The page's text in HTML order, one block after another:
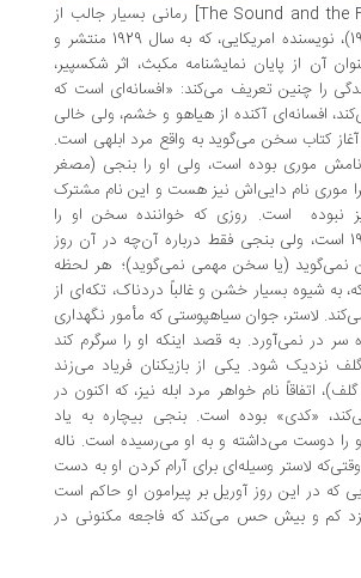
The Sound
] رمانی بسیار جالب از
(1897-1962)، نویسنده امریکایی، که به سال 1929 منتشر و
پایان نمایشنامه مکبث،‌ اثر شکسپیر،‌
تعریف می‌کند: «افسانه‌ای است که
آکنده از هیاهو و خشم، ‌ولی خالی
سخن می‌گوید به واقع مرد ابلهی است.
بوده است، ‌ولی او را بنجی (مصغر
نام دایی‌اش نیز هست و این نام مشترک
است. روزی که خواننده سخن او را
آوریل 1928 است، ‌ولی بنجی فقط درباره آن‌چه در آن روز
(یا سخن مهمی نمی‌گوید)؛ هر لحظه
بسیار خشن و غالباً دردناک، تکه‌ای از
‌جوان سیاهپوستی که مأمور نگهداری
به قصد اینکه او را سرگرم کند
شود. یکی از بازیکنان فریاد می‌زند
نام خواهر مرد ابله نیز، ‌که اکنون در
بوده است. بنجی بیچاره به یاد
می‌داشته و به او می‌رسیده است. ناله
وسیله‌ای برای آرام کردن او به دست
این روز آوریل بر پیرامون او حاکم است
و بیش حس می‌کند که فاجعه مکنونی در